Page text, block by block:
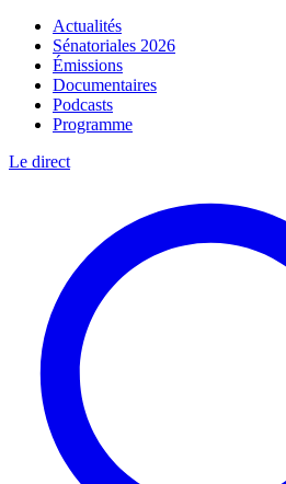
Actualités
Sénatoriales 2026
Émissions
Documentaires
Podcasts
Programme
Le direct